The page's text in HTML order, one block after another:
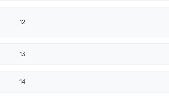
12
13
14